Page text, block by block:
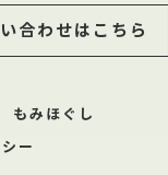
合わせはこちら
もみほぐし
ー